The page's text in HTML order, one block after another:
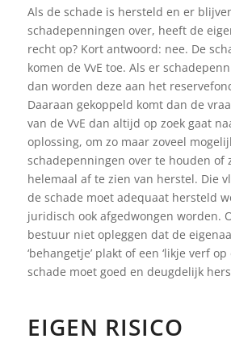
Als de schade is hersteld en er
schadepenningen over, heeft de
recht op? Kort antwoord: nee. De
komen de VvE toe. Als er
dan worden deze aan het
Daaraan gekoppeld komt dan de
van de VvE dan altijd op zoek gaat
oplossing, om zo maar zoveel
schadepenningen over te houden of
helemaal af te zien van herstel. Die
de schade moet adequaat hersteld
juridisch ook afgedwongen worden.
bestuur niet opleggen dat de
‘behangetje’ plakt of een ‘likje verf
schade moet goed en deugdelijk
EIGEN RISICO